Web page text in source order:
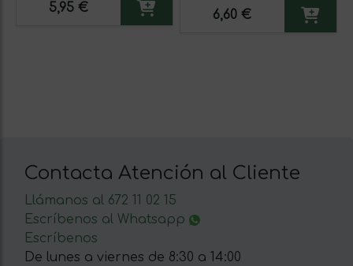
5,95 €
6,60 €
Contacta Atención al Cliente
Llámanos al 672 11 02 15
Escríbenos al Whatsapp
Escríbenos
De lunes a viernes de 8:30 a 14:00